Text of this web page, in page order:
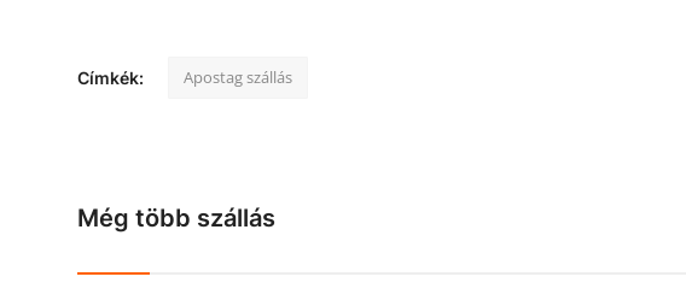
Címkék: Apostag szállás
Még több szállás